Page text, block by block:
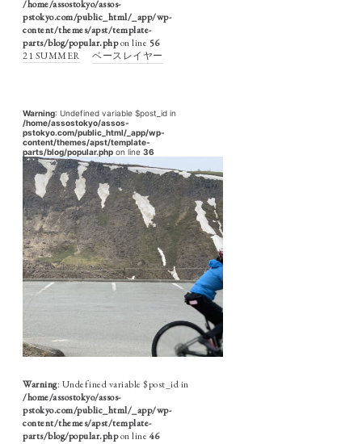
/home/assostokyo/assos-
pstokyo.com/public_html/_app/wp-
content/themes/apst/template-
parts/blog/popular.phpon line 56
21 SUMMER
ベースレイヤー
Warning: Undefined variable $post_id in
/home/assostokyo/assos-
pstokyo.com/public_html/_app/wp-
content/themes/apst/template-
parts/blog/popular.php on line 36
Warning: Undefined variable $post_id in
/home/assostokyo/assos-
pstokyo.com/public_html/_app/wp-
content/themes/apst/template-
parts/blog/popular.phpon line 46